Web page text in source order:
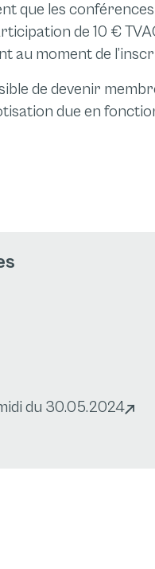
que les
de 10 €
au moment de
de devenir
due en
du 30.05.2024